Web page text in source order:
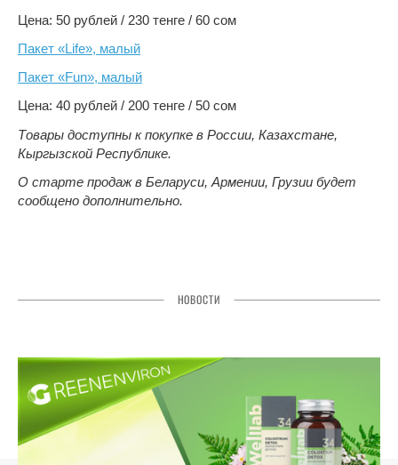
Цена: 50 рублей / 230 тенге / 60 сом
Пакет «Life», малый
Пакет «Fun», малый
Цена: 40 рублей / 200 тенге / 50 сом
Товары доступны к покупке в России, Казахстане,
Кыргызской Республике.
О старте продаж в Беларуси, Армении, Грузии будет
сообщено дополнительно.
НОВОСТИ